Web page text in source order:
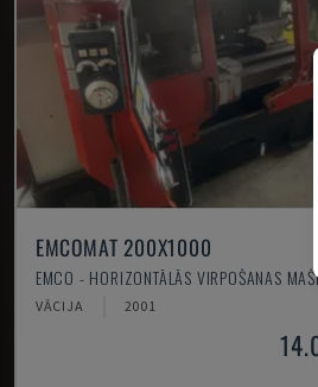
EMCOMAT 200X1000
EMCO - HORIZONTĀLĀS VIRPOŠANAS
VĀCIJA 2001